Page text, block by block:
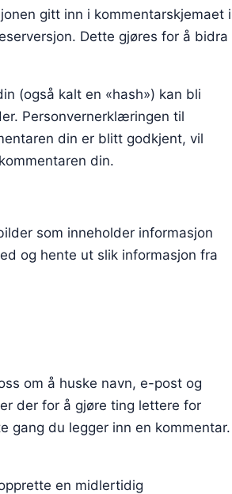
gitt inn i kommentarskjemaet i
Dette gjøres for å bidra
(også kalt en «hash») kan bli
Personvernerklæringen til
din er blitt godkjent, vil
din.
som inneholder informasjon
og hente ut slik informasjon fra
om å huske navn, e-post og
der for å gjøre ting lettere for
gang du legger inn en kommentar.
en midlertidig